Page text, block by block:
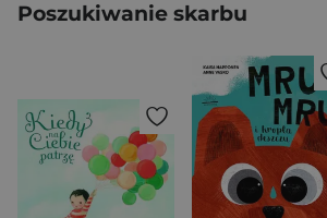
Poszukiwanie skarbu